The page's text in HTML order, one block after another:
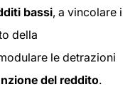
bassi, a vincolare i
della
le detrazioni
del reddito.